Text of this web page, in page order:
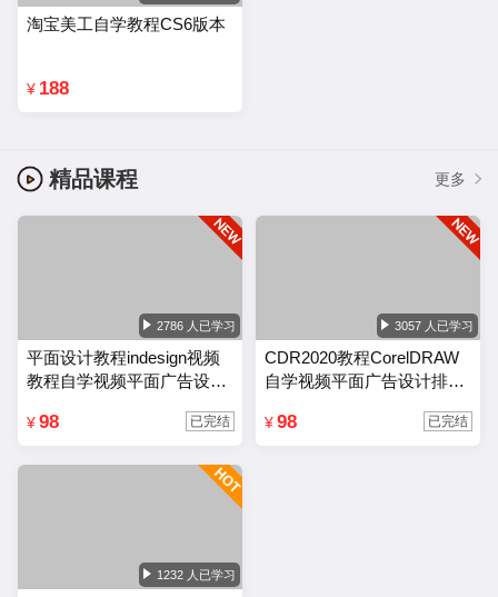
淘宝美工自学教程CS6版本
¥ 188
精品课程 更多
2786 人已学习
平面设计教程indesign视频
教程自学视频平面广告设计
¥ 98 已完结
3057 人已学习
CDR2020教程CorelDRAW
自学视频平面广告设计排版
¥ 98 已完结
1232 人已学习